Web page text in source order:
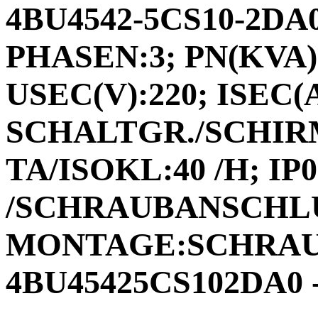
4BU4542-5CS10-
PHASEN:3;
USEC(V):220;
SCHALTGR./
TA/ISOKL:40 /H;
/